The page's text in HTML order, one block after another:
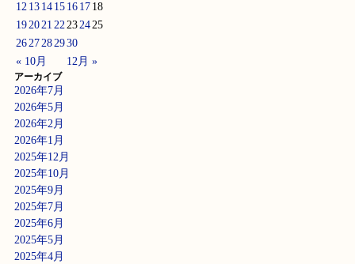
« 10月 12月 »
12 13 14 15 16 17 18
192021 22232425
2627282930
アーカイブ
2026年7月
2026年5月
2026年2月
2026年1月
2025年12月
2025年10月
2025年9月
2025年7月
2025年6月
2025年5月
2025年4月